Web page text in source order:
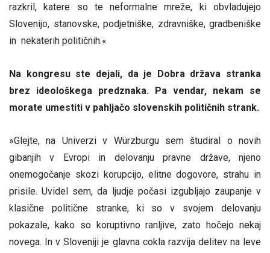
razkril, katere so te neformalne mreže, ki obvladujejo
Slovenijo, stanovske, podjetniške, zdravniške, gradbeniške
in nekaterih političnih.«
Na kongresu ste dejali, da je Dobra država stranka
brez ideološkega predznaka. Pa vendar, nekam se
morate umestiti v pahljačo slovenskih političnih strank.
»Glejte, na Univerzi v Würzburgu sem študiral o novih
gibanjih v Evropi in delovanju pravne države, njeno
onemogočanje skozi korupcijo, elitne dogovore, strahu in
prisile. Uvidel sem, da ljudje počasi izgubljajo zaupanje v
klasične politične stranke, ki so v svojem delovanju
pokazale, kako so koruptivno ranljive, zato hočejo nekaj
novega. In v Sloveniji je glavna cokla razvija delitev na leve